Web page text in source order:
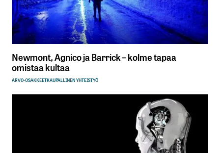
Newmont, Agnico ja Barrick – kolme tapaa
omistaa kultaa
ARVO-OSAKKEETKAUPALLINEN YHTEISTYÖ